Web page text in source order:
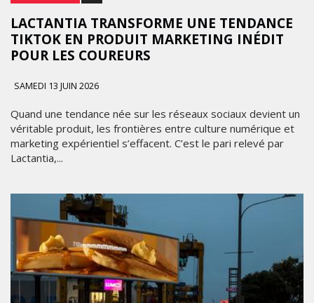
LACTANTIA TRANSFORME UNE TENDANCE
TIKTOK EN PRODUIT MARKETING INÉDIT
POUR LES COUREURS
SAMEDI 13 JUIN 2026
Quand une tendance née sur les réseaux sociaux devient un
véritable produit, les frontières entre culture numérique et
marketing expérientiel s’effacent. C’est le pari relevé par
Lactantia,...